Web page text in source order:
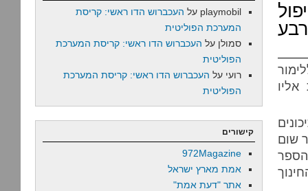
שום
playmobil על העכברוש הדו ראשי: קריסת
המערכת הפוליטית
סמולן על העכברוש הדו ראשי: קריסת המערכת
הפוליטית
רועי על העכברוש הדו ראשי: קריסת המערכת
הפוליטית
קישורים
972Magazine
אמת מארץ ישראל
אתר "דעת אמת"